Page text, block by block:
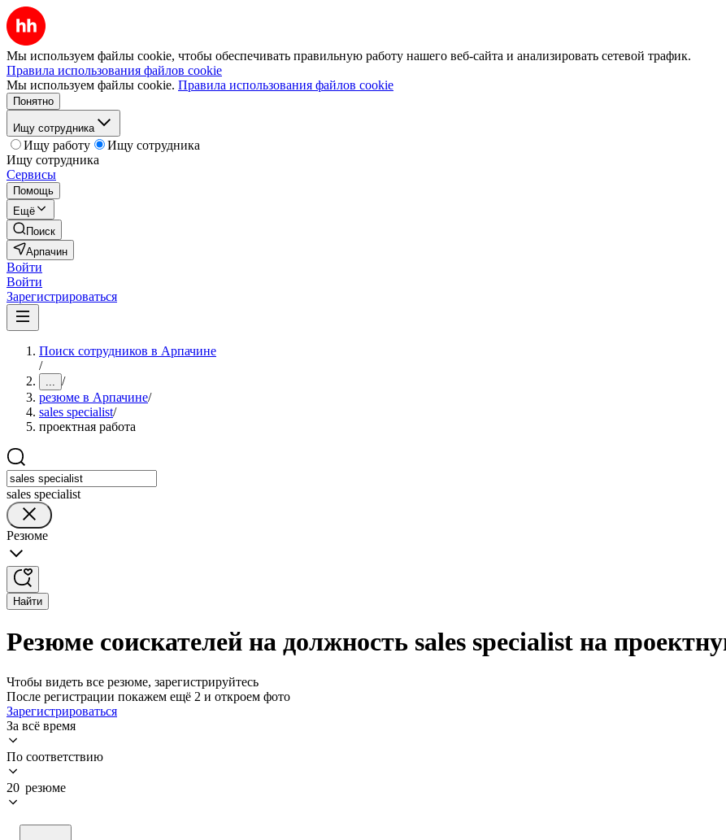
Мы используем файлы cookie, чтобы обеспечивать правильную работу нашего веб-сайта и анализировать сетевой трафик.
Правила использования файлов cookie
Мы используем файлы cookie. Правила использования файлов cookie
Понятно
Ищу сотрудника
Ищу работу
Ищу сотрудника
Ищу сотрудника
Сервисы
Помощь
Ещё
Поиск
Арпачин
Войти
Войти
Зарегистрироваться
Поиск сотрудников в Арпачине
/
... /
резюме в Арпачине/
sales specialist/
проектная работа
sales specialist
Резюме
Найти
Резюме соискателей на должность sales specialist на
Чтобы видеть все резюме, зарегистрируйтесь
После регистрации покажем ещё 2 и откроем фото
Зарегистрироваться
За всё время
По соответствию
20 резюме